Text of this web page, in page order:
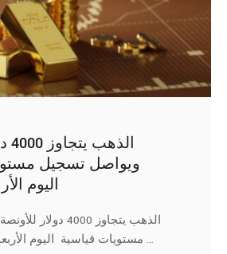
ويواصل تسجيل
اليوم الأربعاء
الذهب يتجاوز 4000
مستويات قياسية اليوم الأربعاء 8 أكتوبر تشهد …